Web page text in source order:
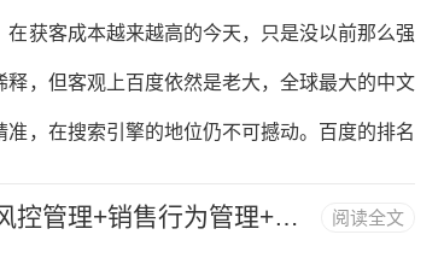
获客成本越来越高的今天，只是没以前那么强
，但客观上百度依然是老大，全球最大的中文
，在搜索引擎的地位仍不可撼动。百度的排名
索业务，百度就不会有问题。
阅读全文
老板企业手机软件：手机风控管理+微信风控管理+销售行为管理+客户关系管理软件介绍